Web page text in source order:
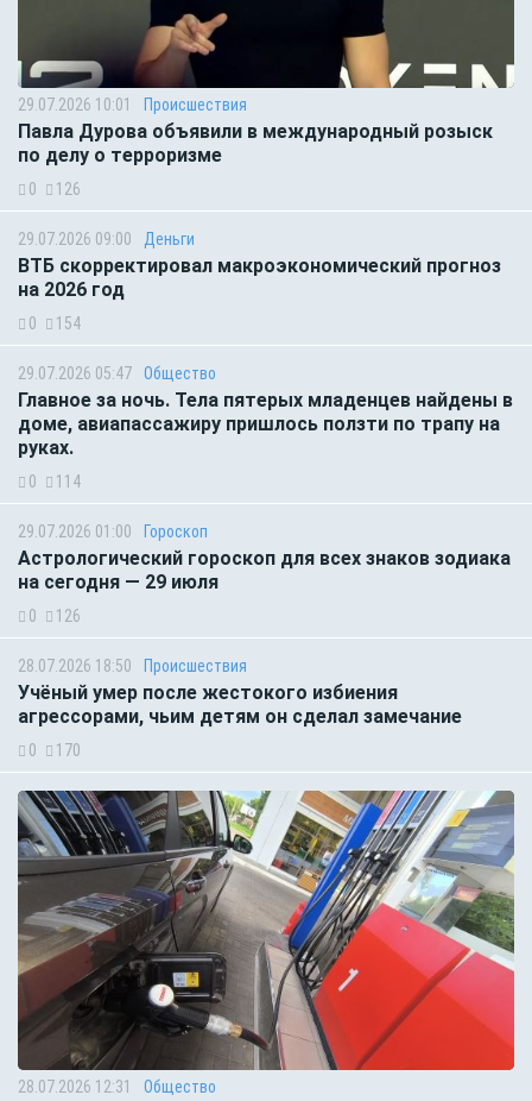
29.07.2026 10:01 Происшествия
Павла Дурова объявили в международный розыск
по делу о терроризме
0 126
29.07.2026 09:00 Деньги
ВТБ скорректировал макроэкономический прогноз
на 2026 год
0 154
29.07.2026 05:47 Общество
Главное за ночь. Тела пятерых младенцев найдены в
доме, авиапассажиру пришлось ползти по трапу на
руках.
0 114
29.07.2026 01:00 Гороскоп
Астрологический гороскоп для всех знаков зодиака
на сегодня — 29 июля
0 126
28.07.2026 18:50 Происшествия
Учёный умер после жестокого избиения
агрессорами, чьим детям он сделал замечание
0 170
28.07.2026 12:31 Общество